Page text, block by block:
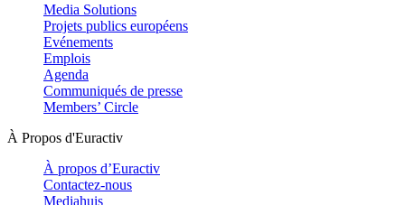
Media Solutions
Projets publics européens
Evénements
Emplois
Agenda
Communiqués de presse
Members’ Circle
À Propos d'Euractiv
À propos d’Euractiv
Contactez-nous
Mediahuis